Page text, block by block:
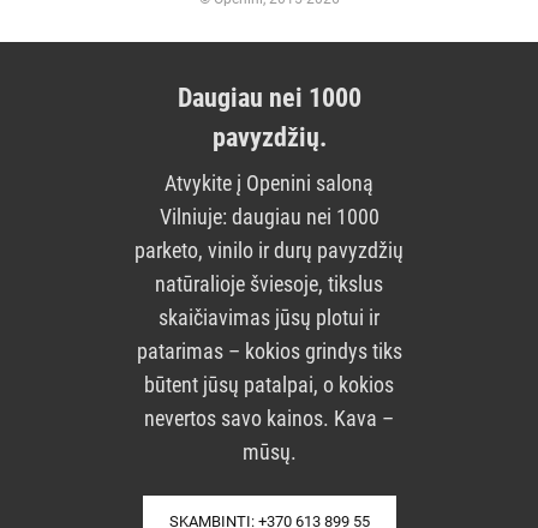
Daugiau nei 1000
pavyzdžių.
Atvykite į Openini saloną
Vilniuje: daugiau nei 1000
parketo, vinilo ir durų pavyzdžių
natūralioje šviesoje, tikslus
skaičiavimas jūsų plotui ir
patarimas – kokios grindys tiks
būtent jūsų patalpai, o kokios
nevertos savo kainos. Kava –
mūsų.
SKAMBINTI: +370 613 899 55